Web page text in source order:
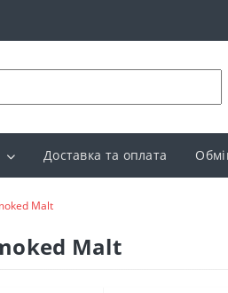
Доставка та оплата
Malt
Malt